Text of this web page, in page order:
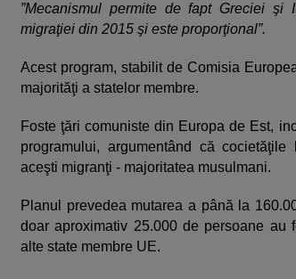
”Mecanismul permite de fapt Greciei
migraţiei din 2015 şi este proporţional”.
Acest program, stabilit de Comisia
majorităţi a statelor membre.
Foste ţări comuniste din Europa de Est,
programului, argumentând că
aceşti migranţi - majoritatea musulmani.
Planul prevedea mutarea a până la
doar aproximativ 25.000 de persoane au
alte state membre UE.